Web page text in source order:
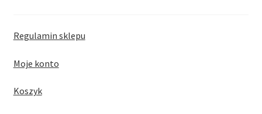
Regulamin sklepu
Moje konto
Koszyk